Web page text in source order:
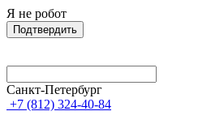
Я не робот
Подтвердить
Санкт-Петербург
+7 (812) 324-40-84